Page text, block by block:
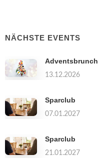
NÄCHSTE EVENTS
Adventsbrunch
13.12.2026
Sparclub
07.01.2027
Sparclub
21.01.2027